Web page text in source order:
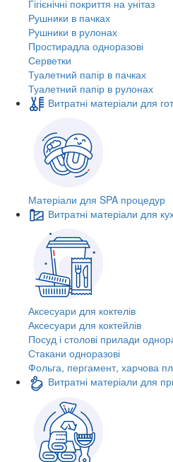
Гігієнічні покриття на унітаз
Рушники в пачках
Рушники в рулонах
Простирадла одноразові
Серветки
Туалетний папір в пачках
Туалетний папір в рулонах
Витратні матеріали для
Матеріали для SPA процедур
Витратні матеріали для
Аксесуари для коктелів
Аксесуари для коктейлів
Посуд і столові прилади
Стакани одноразові
Фольга, пергамент, харчова
Витратні матеріали для